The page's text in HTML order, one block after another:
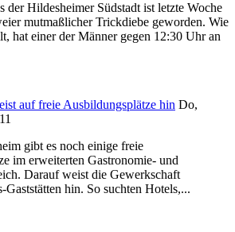
der Hildesheimer Südstadt ist letzte Woche
mutmaßlicher Trickdiebe geworden. Wie
hat einer der Männer gegen 12:30 Uhr an
auf freie Ausbildungsplätze hin Do,
gibt es noch einige freie
im erweiterten Gastronomie- und
Darauf weist die Gewerkschaft
Gaststätten hin. So suchten Hotels,...